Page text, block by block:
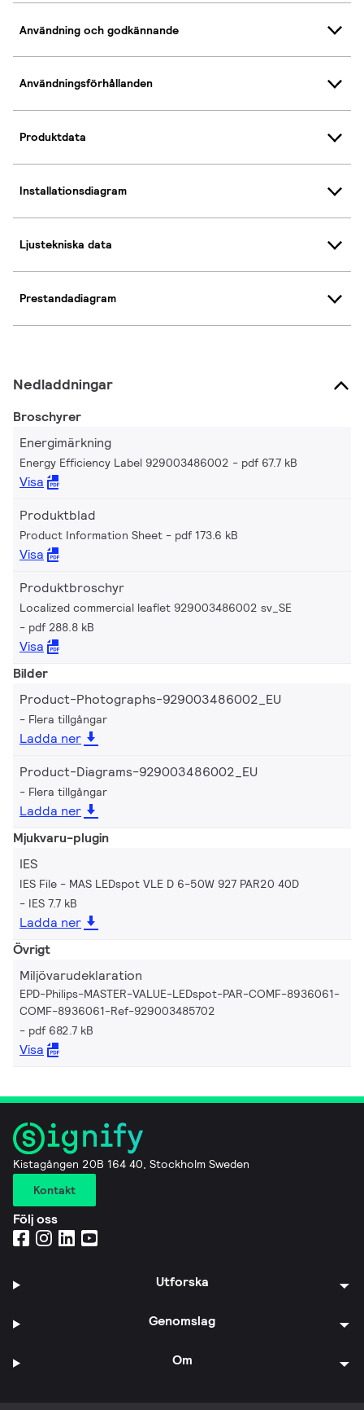
Användning och godkännande
Användningsförhållanden
Produktdata
Installationsdiagram
Ljustekniska data
Prestandadiagram
Nedladdningar
Broschyrer
Energimärkning
Energy Efficiency Label 929003486002 pdf 67.7 kB
Visa
Produktblad
Product Information Sheet pdf 173.6 kB
Visa
Produktbroschyr
Localized commercial leaflet 929003486002 sv_SE
pdf 288.8 kB
Visa
Bilder
Product-Photographs-929003486002_EU
Flera tillgångar
Ladda ner
Product-Diagrams-929003486002_EU
Flera tillgångar
Ladda ner
Mjukvaru-plugin
IES
IES File - MAS LEDspot VLE D 6-50W 927 PAR20 40D
IES 7.7 kB
Ladda ner
Övrigt
Miljövarudeklaration
EPD-Philips-MASTER-VALUE-LEDspot-PAR-COMF-8936061-
COMF-8936061-Ref-929003485702
pdf 682.7 kB
Visa
Kistagången 20B 164 40, Stockholm Sweden
Kontakt
Följ oss
Utforska
Genomslag
Om